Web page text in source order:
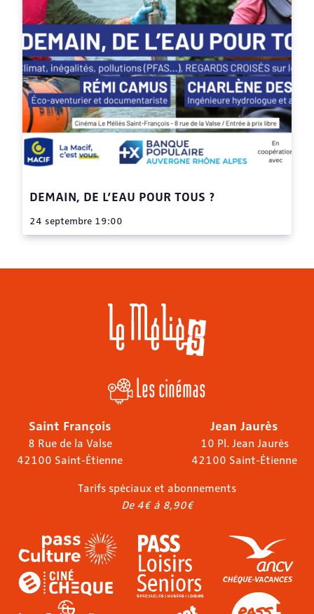
DEMAIN, DE L’EAU POUR TOUS ?
24 septembre 19:00
Les cinémas
Saint François
8 Rue de la Valse
42100 Saint-Étienne
Jean Jaurès
10 Pl. Jean Jaurès
42100 Saint-Étienne
Tarifs spéciaux et abonnements
De 4€ à 8,90€